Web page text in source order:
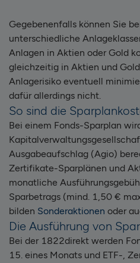
Gegebenenfalls können Sie
unterschiedliche
Anlagen in Aktien oder Gold
gleichzeitig in Aktien und
Anlagerisiko eventuell
dafür allerdings nicht.
So sind die
Bei einem Fonds-Sparplan
Ausgabeaufschlag (Agio)
Zertifikate-Sparplänen und
monatliche
Sparbetrags (mind. 1,50 €
bilden Sonderaktionen oder
Die Ausführung von
Bei der 1822direkt werden
15. eines Monats und ETF-,